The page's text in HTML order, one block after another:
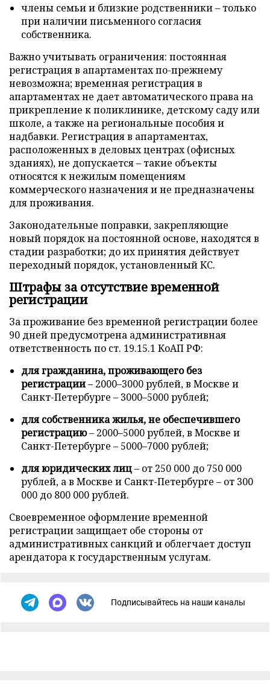
члены семьи и близкие родственники – только
при наличии письменного согласия
собственника.
Важно учитывать ограничения: постоянная
регистрация в апартаментах по-прежнему
невозможна; временная регистрация в
апартаментах не дает автоматического права на
прикрепление к поликлинике, детскому саду или
школе, а также на региональные пособия и
надбавки. Регистрация в апартаментах,
расположенных в деловых центрах (офисных
зданиях), не допускается – такие объекты
относятся к нежилым помещениям
коммерческого назначения и не предназначены
для проживания.
Законодательные поправки, закрепляющие
новый порядок на постоянной основе, находятся в
стадии разработки; до их принятия действует
переходный порядок, установленный КС.
Штрафы за отсутствие временной
регистрации
За проживание без временной регистрации более
90 дней предусмотрена административная
ответственность по ст. 19.15.1 КоАП РФ:
для гражданина, проживающего без
регистрации– 2000–3000 рублей, в Москве и
Санкт-Петербурге – 3000–5000 рублей;
для собственника жилья, не обеспечившего
регистрацию– 2000–5000 рублей, в Москве и
Санкт-Петербурге – 5000–7000 рублей;
для юридических лиц– от 250 000 до 750 000
рублей, а в Москве и Санкт-Петербурге – от 300
000 до 800 000 рублей.
Своевременное оформление временной
регистрации защищает обе стороны от
административных санкций и облегчает доступ
арендатора к государственным услугам.
Подписывайтесь на наши каналы